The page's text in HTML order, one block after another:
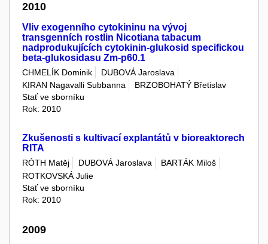
2010
Vliv exogenního cytokininu na vývoj
transgenních rostlin Nicotiana tabacum
nadprodukujících cytokinin-glukosid specifickou
beta-glukosidasu Zm-p60.1
CHMELÍK Dominik
DUBOVÁ Jaroslava
KIRAN Nagavalli Subbanna
BRZOBOHATÝ Břetislav
Stať ve sborníku
Rok: 2010
Zkušenosti s kultivací explantátů v bioreaktorech
RITA
RÓTH Matěj DUBOVÁ Jaroslava
BARTÁK Miloš
ROTKOVSKÁ Julie
Stať ve sborníku
Rok: 2010
2009